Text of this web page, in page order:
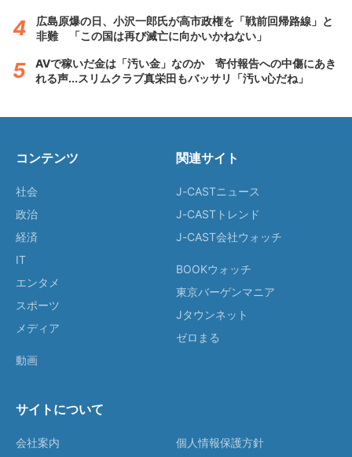
広島原爆の日、小沢一郎氏が高市政権を「戦前回帰路線」と
非難 「この国は再び滅亡に向かいかねない」
AVで稼いだ金は「汚い金」なのか 寄付報告への中傷にあき
れる声...スリムクラブ真栄田もバッサリ「汚い心だね」
コンテンツ
社会
政治
経済
IT
エンタメ
スポーツ
メディア
動画
関連サイト
J-CASTニュース
J-CASTトレンド
J-CAST会社ウォッチ
BOOKウォッチ
東京バーゲンマニア
Jタウンネット
ゼロまる
サイトについて
会社案内 個人情報保護方針